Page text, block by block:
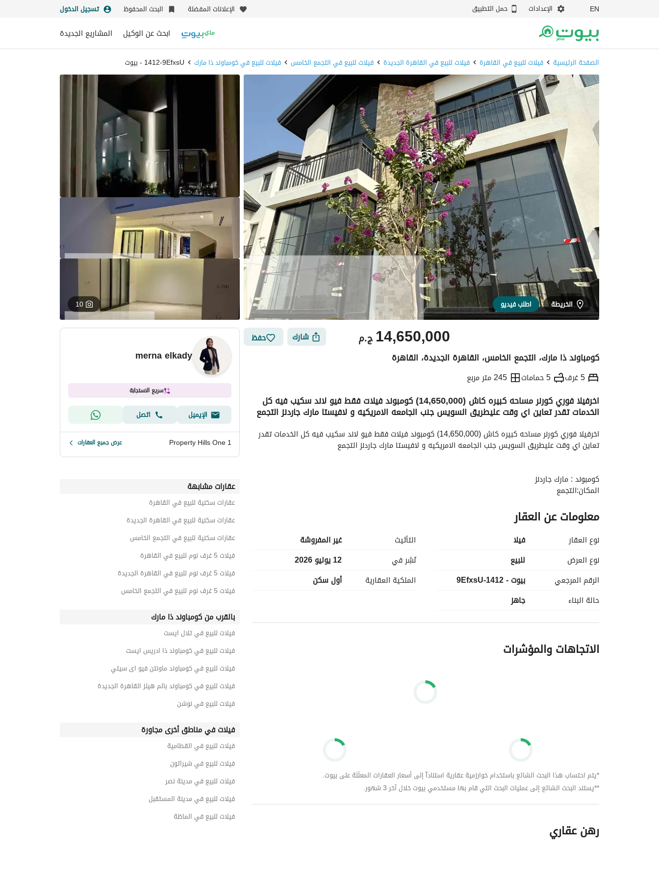
EN الإعدادات حمل التطبيق الإعلانات المفضلة البحث المحفوظ تسجيل الدخول
ابحث عن الوكيل المشاريع الجديدة
الصفحة الرئيسية فيلات للبيع في القاهرة فيلات للبيع في القاهرة الجديدة فيلات للبيع في التجمع الخامس فيلات للبيع في كومباوند ذا مارك 1412-9EfxsU - بيوت
الخريطة اطلب فيديو 10
ج.م14,650,000 شارك حفظ
كومباوند ذا مارك، التجمع الخامس، القاهرة الجديدة، القاهرة
5 غرف 5 حمامات 245 متر مربع
التفاصيل الاتجاهات والمؤشرات رهن عقاري الموقع والأماكن القريبة
اخرفيلا فوري كورنر مساحه كبيره كاش (14,650,000) كومبوند فيلات فقط فيو لاند سكيب فيه كل
الخدمات تقدر تعاين اي وقت عليطريق السويس جنب الجامعه الامريكيه و لافيستا مارك جاردنز التجمع
اخرفيلا فوري كورنر مساحه كبيره كاش (14,650,000) كومبوند فيلات فقط فيو لاند سكيب فيه كل الخدمات تقدر
تعاين اي وقت عليطريق السويس جنب الجامعه الامريكيه و لافيستا مارك جاردنز التجمع
كومبوند : مارك جاردنز
المكان:التجمع
الاجمالي كاش:14,650,000
تقدر تقسط بسعر اخر
للمعاينه وجدول الاقساط وفيديوهات :
معلومات عن العقار
نوع العقار
فیلا
نوع العرض
للبيع
الرقم المرجعي
بيوت - 1412-9EfxsU
حالة البناء
جاهز
التأثيث
غير المفروشة
نُشِر في
12 يوليو 2026
الملكية العقارية
أول سكن
الاتجاهات والمؤشرات
*يتم احتساب هذا البحث الشائع باستخدام خوارزمية عقارية استناداّ إلى أسعار العقارات المعلَنَة على بيوت.
**يستند البحث الشائع إلى عمليات البحث التي قام بها مستخدمي بيوت خلال آخر 3 شهور.
رهن عقاري
merna elkady
سريع الاستجابة
الإيميل اتصل
Property Hills One 1 عرض جميع العقارات
عقارات مشابهة
عقارات سكنية للبيع في القاهرة
عقارات سكنية للبيع في القاهرة الجديدة
عقارات سكنية للبيع في التجمع الخامس
فيلات 5 غرف نوم للبيع في القاهرة
فيلات 5 غرف نوم للبيع في القاهرة الجديدة
فيلات 5 غرف نوم للبيع في التجمع الخامس
بالقرب من كومباوند ذا مارك
فيلات للبيع في تلال ايست
فيلات للبيع في كومباوند ذا ادريس ايست
فيلات للبيع في كومباوند ماونتن فيو اى سيتي
فيلات للبيع في كومباوند بالم هيلز القاهرة الجديدة
فيلات للبيع في نوشن
فيلات في مناطق أخرى مجاورة
فيلات للبيع في القطامية
فيلات للبيع في شيراتون
فيلات للبيع في مدينة نصر
فيلات للبيع في مدينة المستقبل
فيلات للبيع في الماظة